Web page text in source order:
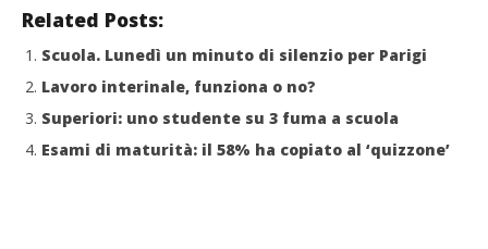
Scuola, non funziona per colpa dei professori
03/07/2012
Redazione
Related Posts:
Scuola. Lunedì un minuto di silenzio per Parigi
Lavoro interinale, funziona o no?
Superiori: uno studente su 3 fuma a scuola
Esami di maturità: il 58% ha copiato al ‘quizzone’